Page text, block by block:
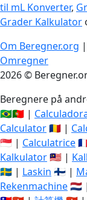
til mL Konverter,
Grader Kalkulator
Om Beregner.org |
Omregner
2026 ©
Beregnere på
🇧🇷🇵🇹 |
Calculator🇷🇴 |
🇸🇬 | Calculatrice
Kalkulator🇲🇾 |
🇸🇪 | Laskin 🇫🇮 |
Rekenmachine🇳🇱 |